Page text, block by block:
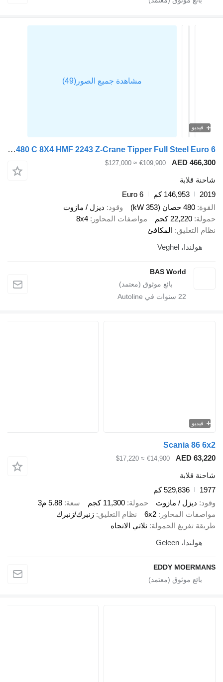
فيديو
Renault C 480 C 8X4 HMF 2243 Z-Crane Tipper Full Steel Euro 6
AED
€109,900
≈ $127,000
قلابة
146,953 كم
Euro 6
480 حصان (353 kW) وقود
ديزل / مازوت
22,220 كجم مواصفات المحاور 8x4
التعليق المكافئ
هولندا، Veghel
BAS World
سنوات في Autoline
فيديو
Scania 86
AED
€14,900
≈ $17,220
قلابة
529,836 كم
ديزل / مازوت حمولة 11,300 كجم سعة
5.88 م3
المحاور 6x2 نظام التعليق زنبرك/زنبرك
تفريغ الحمولة ثلاثي الاتجاه
هولندا، Geleen
EDDY